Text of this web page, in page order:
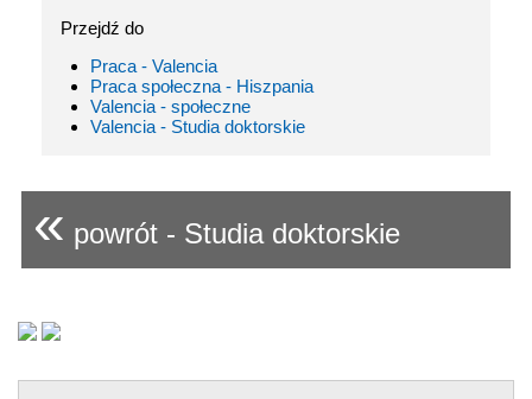
Przejdź do
Praca - Valencia
Praca społeczna - Hiszpania
Valencia - społeczne
Valencia - Studia doktorskie
« powrót - Studia doktorskie